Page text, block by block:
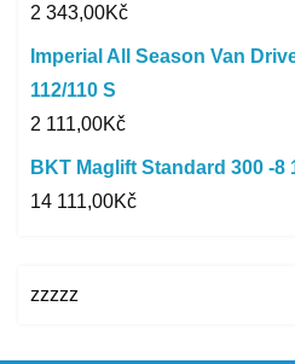
2 343,00Kč
Imperial All Season Van
112/110 S
2 111,00Kč
BKT Maglift Standard 300 -8
14 111,00Kč
zzzzz